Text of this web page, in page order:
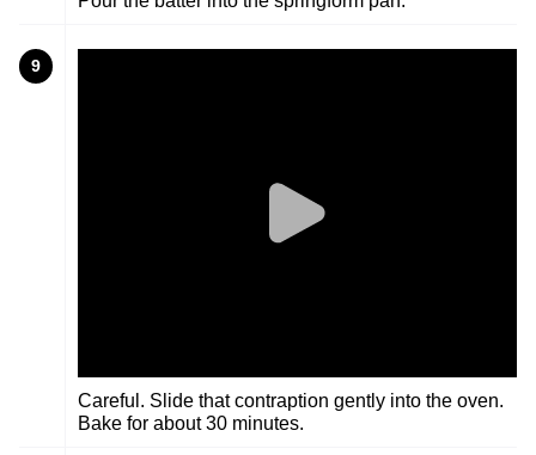
9
Careful. Slide that contraption gently into the oven.
Bake for about 30 minutes.